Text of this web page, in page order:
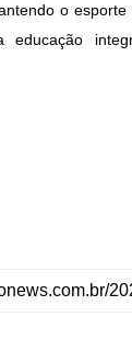
o
educação